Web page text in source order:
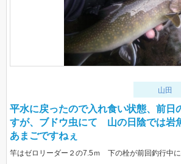
山田
平水に戻ったので入れ食い状態、前日
すが、ブドウ虫にて 山の日陰では岩
あまごですねぇ